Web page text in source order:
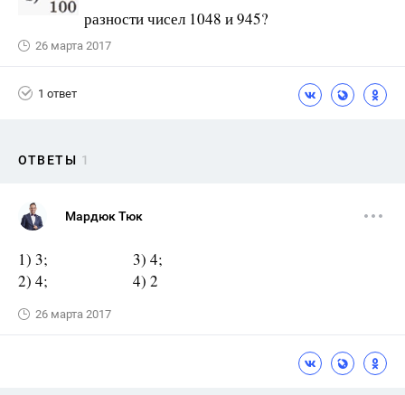
разности чисел 1048 и 945?
26 марта 2017
1 ответ
ОТВЕТЫ 1
Мардюк Тюк
1) 3; 3) 4;
2) 4; 4) 2
26 марта 2017